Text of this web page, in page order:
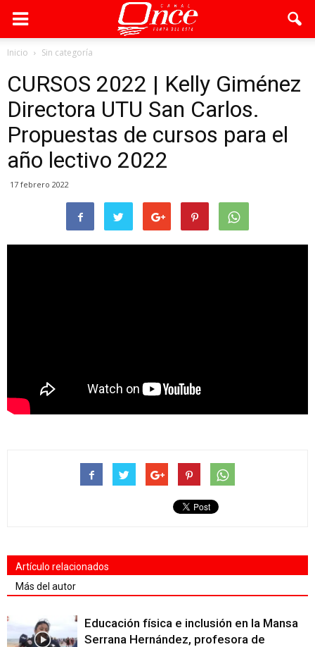
Inicio Sin categoría
CURSOS 2022 | Kelly Giménez
Directora UTU San Carlos.
Propuestas de cursos para el
año lectivo 2022
17 febrero 2022
Artículo relacionados
Más del autor
Educación física e inclusión en la Mansa
Serrana Hernández, profesora de